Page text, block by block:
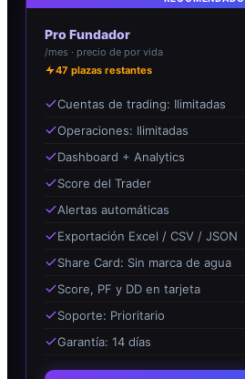
Pro Fundador
/mes · precio de por vida
47 plazas restantes
Cuentas de trading: Ilimitadas
Operaciones: Ilimitadas
Dashboard + Analytics
Score del Trader
Alertas automáticas
Exportación Excel / CSV / JSON
Share Card: Sin marca de agua
Score, PF y DD en tarjeta
Soporte: Prioritario
Garantía: 14 días